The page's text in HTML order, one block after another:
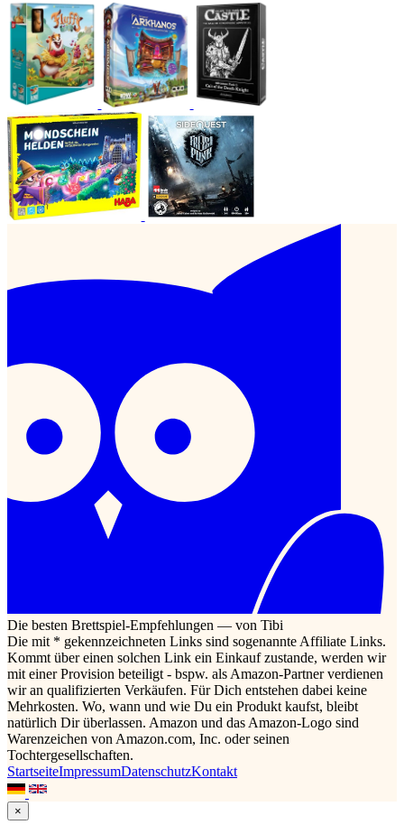
Die besten Brettspiel-Empfehlungen — von Tibi
Die mit * gekennzeichneten Links sind sogenannte Affiliate Links.
Kommt über einen solchen Link ein Einkauf zustande, werden wir
mit einer Provision beteiligt - bspw. als Amazon-Partner verdienen
wir an qualifizierten Verkäufen. Für Dich entstehen dabei keine
Mehrkosten. Wo, wann und wie Du ein Produkt kaufst, bleibt
natürlich Dir überlassen. Amazon und das Amazon-Logo sind
Warenzeichen von Amazon.com, Inc. oder seinen
Tochtergesellschaften.
StartseiteImpressumDatenschutzKontakt
×